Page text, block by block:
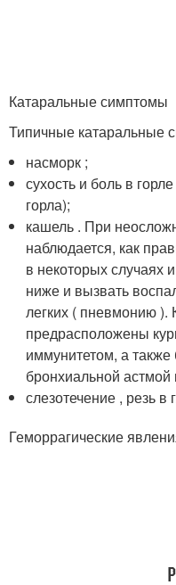
Катаральные симптомы
Типичные катаральные
насморк ;
сухость и боль в
горла);
кашель . При
наблюдается, как
в некоторых случаях
ниже и вызвать
легких ( пневмонию ).
предрасположены
иммунитетом, а
бронхиальной
слезотечение , резь в
Геморрагические